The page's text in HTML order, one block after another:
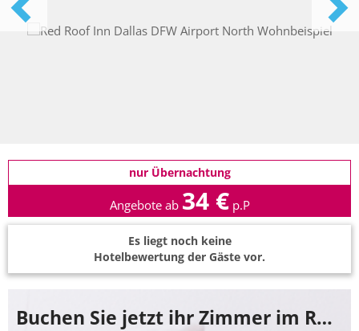
nur Übernachtung
Angebote ab 34 € p.P
Es liegt noch keine
Hotelbewertung der Gäste vor.
Buchen Sie jetzt ihr Zimmer im Red Roof Inn Dallas DFW Airport North